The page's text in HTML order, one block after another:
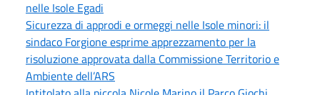
nelle Isole Egadi
Sicurezza di approdi e ormeggi nelle Isole minori: il
sindaco Forgione esprime apprezzamento per la
risoluzione approvata dalla Commissione Territorio e
Ambiente dell’ARS